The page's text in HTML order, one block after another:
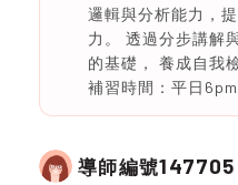
邏輯與分析能力，
力。 透過分步講解
的基礎， 養成自我
補習時間：平日
導師編號147705